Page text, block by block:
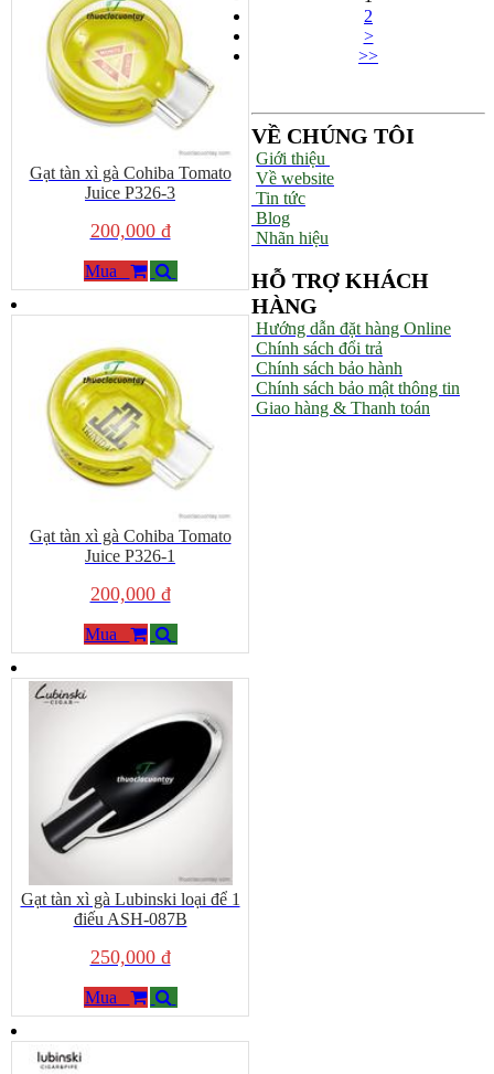
Gạt tàn xì gà Cohiba Tomato
Juice P326-3
200,000 đ
Mua
Gạt tàn xì gà Cohiba Tomato
Juice P326-1
200,000 đ
Mua
Gạt tàn xì gà Lubinski loại để 1
điếu ASH-087B
250,000 đ
Mua
2
>
>>
VỀ CHÚNG TÔI
Giới thiệu
Về website
Tin tức
Blog
Nhãn hiệu
HỖ TRỢ KHÁCH
HÀNG
Hướng dẫn đặt hàng Online
Chính sách đổi trả
Chính sách bảo hành
Chính sách bảo mật thông tin
Giao hàng & Thanh toán